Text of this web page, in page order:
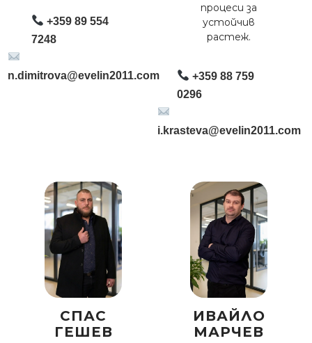
+359 89 554
7248
n.dimitrova@evelin2011.com
процеси за
устойчив
растеж.
+359 88 759
0296
i.krasteva@evelin2011.com
СПАС
ГЕШЕВ
ИВАЙЛО
МАРЧЕВ